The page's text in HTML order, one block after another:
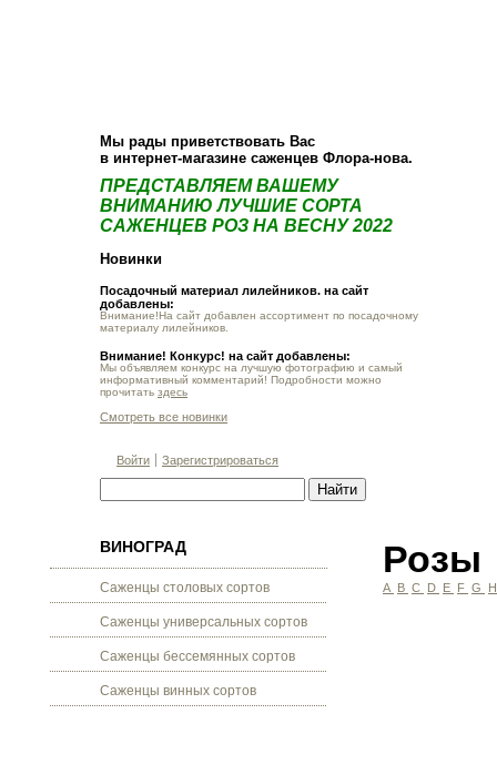
Мы рады приветствовать Вас
в интернет-магазине саженцев Флора-нова.
ПРЕДСТАВЛЯЕМ ВАШЕМУ
ВНИМАНИЮ ЛУЧШИЕ СОРТА
САЖЕНЦЕВ РОЗ НА ВЕСНУ 2022
Новинки
Посадочный материал лилейников. на сайт
добавлены:
Внимание!На сайт добавлен ассортимент по посадочному
материалу лилейников.
Внимание! Конкурс! на сайт добавлены:
Мы объявляем конкурс на лучшую фотографию и самый
информативный комментарий! Подробности можно
прочитать здесь
Смотреть все новинки
Войти Зарегистрироваться
ВИНОГРАД
Саженцы столовых сортов
Саженцы универсальных сортов
Саженцы бессемянных сортов
Саженцы винных сортов
Розы
A B C D E F G